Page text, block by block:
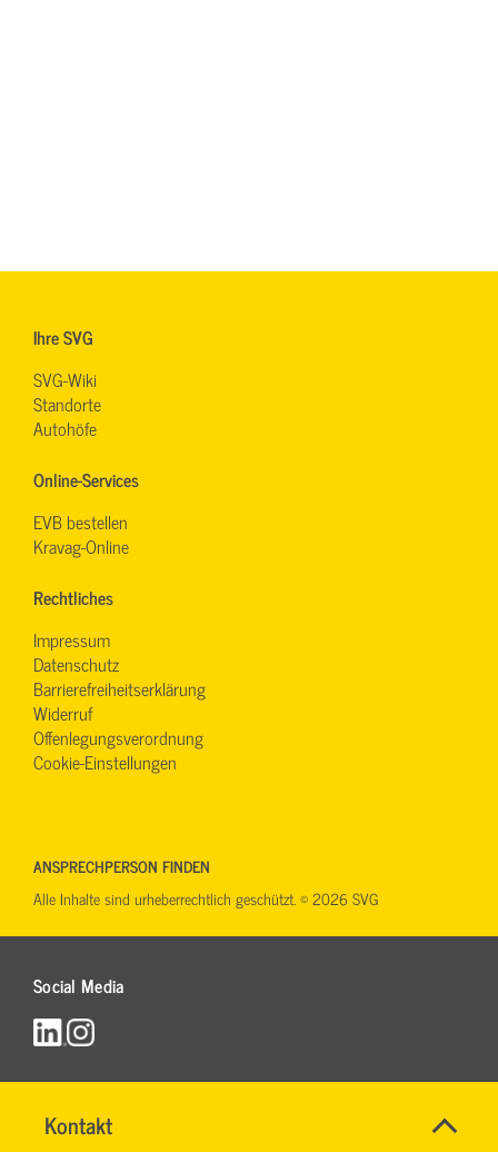
Kontakt
RONALD
Name*
Ihre SVG
SVG-Wiki
Standorte
Autohöfe
Online-Services
EVB bestellen
Kravag-Online
Rechtliches
Impressum
Datenschutz
Barrierefreiheitserklärung
Widerruf
Offenlegungsverordnung
Cookie-Einstellungen
Social Media
ANSPRECHPERSON FINDEN
Alle Inhalte sind urheberrechtlich geschützt. © 2026 SVG